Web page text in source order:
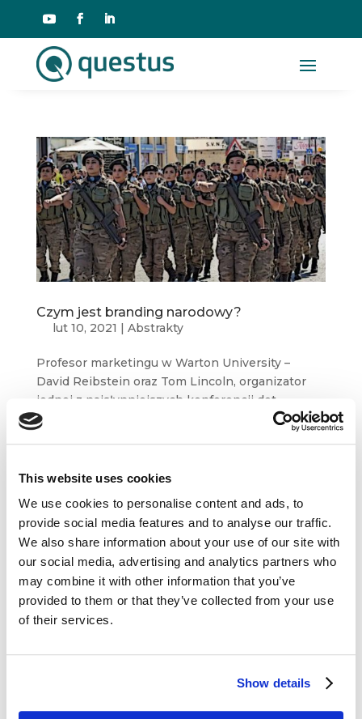
This website uses cookies
We use cookies to personalise content and ads, to
provide social media features and to analyse our traffic.
We also share information about your use of our site with
our social media, advertising and analytics partners who
may combine it with other information that you’ve
provided to them or that they’ve collected from your use
of their services.
Show details
Czym jest branding narodowy?
lut 10, 2021 | Abstrakty
Profesor marketingu w Warton University –
David Reibstein oraz Tom Lincoln, organizator
jednej z najsłynniejszych konferencji dot.
brandingu narodowego przyjrzeli się procesowi
Dane kontaktowe

questus
91-811 Łódź
 questus@questus.pl